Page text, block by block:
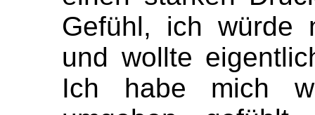
Gefühl, ich würde
und wollte
Ich habe mich